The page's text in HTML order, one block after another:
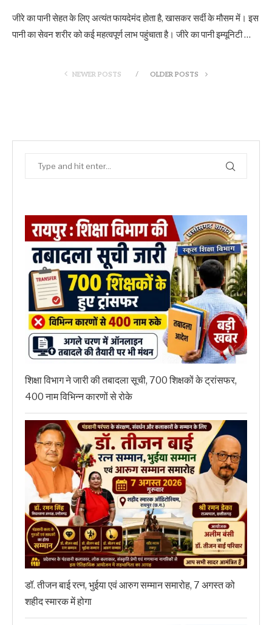
जीरे का पानी सेहत के लिए अत्यंत फायदेमंद होता है, खासकर सर्दी के मौसम में। इस
पानी का सेवन शरीर को कई महत्वपूर्ण लाभ पहुंचाता है। जीरे का पानी इम्यूनिटी …
NEWER POSTS OLDER POSTS
शिक्षा विभाग ने जारी की तबादला सूची, 700 शिक्षकों के ट्रांसफर,
400 नाम विभिन्न कारणों से रोके
डॉ. तीजन बाई रत्न, भुईया एवं आरुग सम्मान समारोह, 7 अगस्त को
शहीद स्मारक में होगा